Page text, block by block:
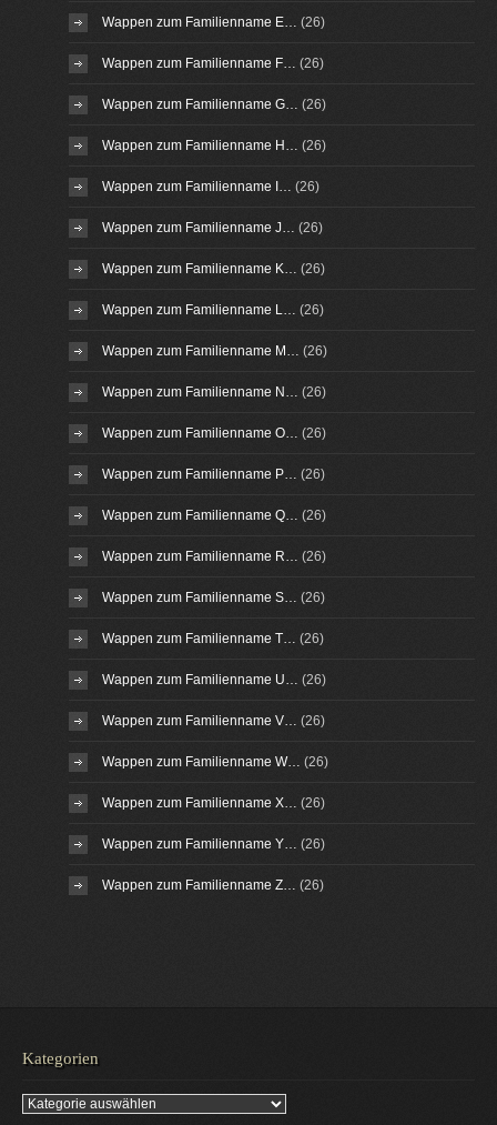
Wappen zum Familienname E… (26)
Wappen zum Familienname F… (26)
Wappen zum Familienname G… (26)
Wappen zum Familienname H… (26)
Wappen zum Familienname I… (26)
Wappen zum Familienname J… (26)
Wappen zum Familienname K… (26)
Wappen zum Familienname L… (26)
Wappen zum Familienname M… (26)
Wappen zum Familienname N… (26)
Wappen zum Familienname O… (26)
Wappen zum Familienname P… (26)
Wappen zum Familienname Q… (26)
Wappen zum Familienname R… (26)
Wappen zum Familienname S… (26)
Wappen zum Familienname T… (26)
Wappen zum Familienname U… (26)
Wappen zum Familienname V… (26)
Wappen zum Familienname W… (26)
Wappen zum Familienname X… (26)
Wappen zum Familienname Y… (26)
Wappen zum Familienname Z… (26)
Kategorien
Kategorien